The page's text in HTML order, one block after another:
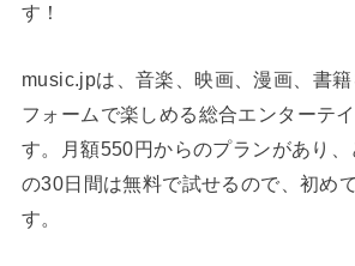
す！
music.jpは、音楽、映画、漫画、書籍
フォームで楽しめる総合エンターテ
す。月額550円からのプランがあり
の30日間は無料で試せるので、初め
す。